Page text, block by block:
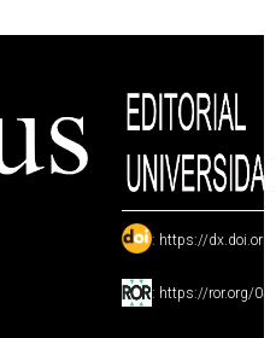
: https://
: https://ror.org/